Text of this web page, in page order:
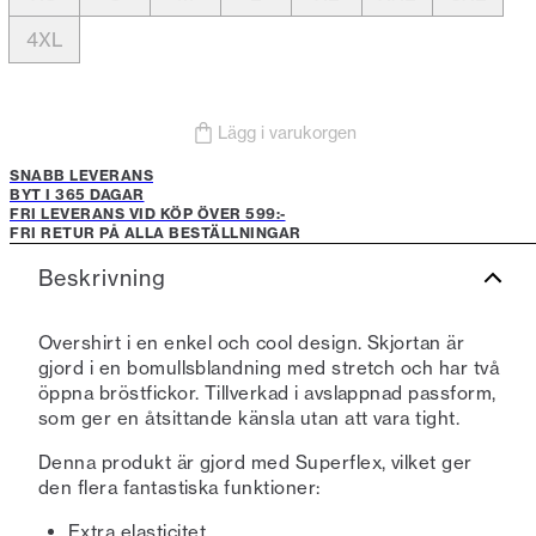
4XL
Lägg i varukorgen
SNABB LEVERANS
BYT I 365 DAGAR
FRI LEVERANS VID KÖP ÖVER 599:-
FRI RETUR PÅ ALLA BESTÄLLNINGAR
Beskrivning
Overshirt i en enkel och cool design. Skjortan är
gjord i en bomullsblandning med stretch och har två
öppna bröstfickor. Tillverkad i avslappnad passform,
som ger en åtsittande känsla utan att vara tight.
Denna produkt är gjord med Superflex, vilket ger
den flera fantastiska funktioner: